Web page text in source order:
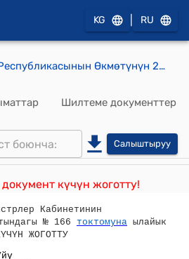
KG RU
Кыргыз Республикасынын Өкмөтүнүн 2007-жылдын 19-январындагы № 12 "Кыргыз Республикасынын 2008-жылга республикалык бюджети жөнүндө" Кыргыз Республикасынын Мыйзам долбоору тууралуу" токтому
Шилтеме документтер
Салыштыруу
күчүн жоготту!